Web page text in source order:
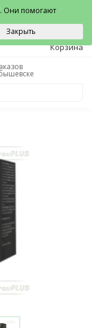
0
Корзина
Они помогают
Закрыть